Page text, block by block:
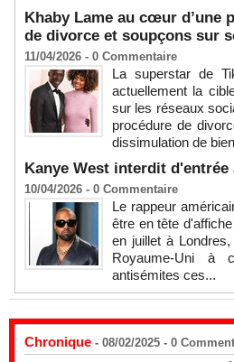
Khaby Lame au cœur d’une
de divorce et soupçons sur
11/04/2026 - 0 Commentaire
La superstar de
actuellement la
sur les réseaux
procédure de
dissimulation de
Kanye West interdit d'entrée
10/04/2026 - 0 Commentaire
Le rappeur
être en tête
en juillet à
Royaume-Uni à
antisémites ces...
Chronique - 08/02/2025 - 0